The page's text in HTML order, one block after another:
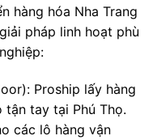
hàng hóa Nha Trang
pháp linh hoạt phù
Proship lấy hàng
tay tại Phú Thọ.
các lô hàng vận